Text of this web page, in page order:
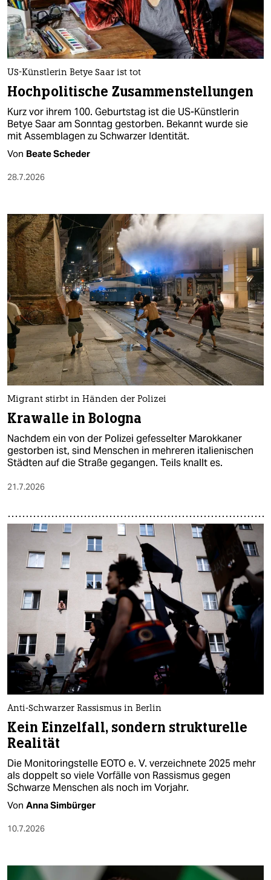
nord
wahrheit
verlag
verlag
veranstaltungen
shop
fragen & hilfe
abo
genossenschaft
epaper login
US-Künstlerin Betye Saar ist tot
Hochpolitische Zusammenstellungen
Kurz vor ihrem 100. Geburtstag ist die US-Künstlerin
Betye Saar am Sonntag gestorben. Bekannt wurde sie
mit Assemblagen zu Schwarzer Identität.
Von Beate Scheder
28.7.2026
Migrant stirbt in Händen der Polizei
Krawalle in Bologna
Nachdem ein von der Polizei gefesselter Marokkaner
gestorben ist, sind Menschen in mehreren italienischen
Städten auf die Straße gegangen. Teils knallt es.
21.7.2026
Anti-Schwarzer Rassismus in Berlin
Kein Einzelfall, sondern strukturelle
Realität
Die Monitoringstelle EOTO e. V. verzeichnete 2025 mehr
als doppelt so viele Vorfälle von Rassismus gegen
Schwarze Menschen als noch im Vorjahr.
Von Anna Simbürger
10.7.2026